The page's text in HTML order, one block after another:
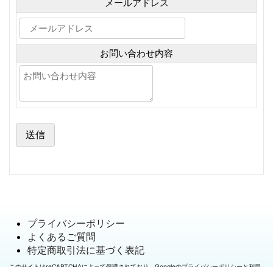
メールアドレス
お問い合わせ内容
プライバシーポリシー
よくあるご質問
特定商取引法に基づく表記